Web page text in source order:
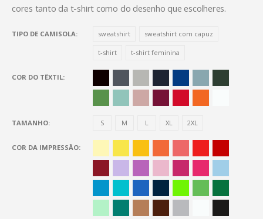
cores tanto da t-shirt como do desenho que escolheres.
TIPO DE CAMISOLA sweatshirt sweatshirt com capuz
t-shirt t-shirt feminina
COR DO TÊXTIL
TAMANHO S M L XL 2XL
COR DA IMPRESSÃO